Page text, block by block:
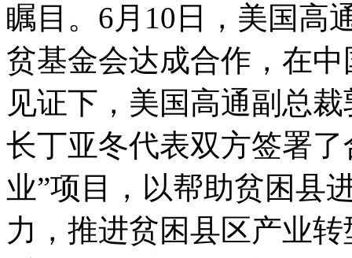
瞩目。6月10日，美国高
贫基金会达成合作，在
见证下，美国高通副总
长丁亚冬代表双方签署
业”项目，以帮助贫困县
力，推进贫困县区产业